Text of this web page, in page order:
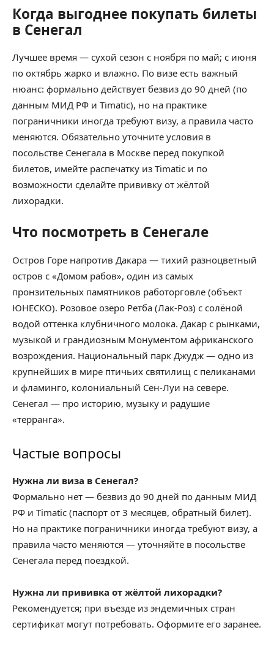
Когда выгоднее покупать билеты
в Сенегал
Лучшее время — сухой сезон с ноября по май; с июня
по октябрь жарко и влажно. По визе есть важный
нюанс: формально действует безвиз до 90 дней (по
данным МИД РФ и Timatic), но на практике
пограничники иногда требуют визу, а правила часто
меняются. Обязательно уточните условия в
посольстве Сенегала в Москве перед покупкой
билетов, имейте распечатку из Timatic и по
возможности сделайте прививку от жёлтой
лихорадки.
Что посмотреть в Сенегале
Остров Горе напротив Дакара — тихий разноцветный
остров с «Домом рабов», один из самых
пронзительных памятников работорговле (объект
ЮНЕСКО). Розовое озеро Ретба (Лак-Роз) с солёной
водой оттенка клубничного молока. Дакар с рынками,
музыкой и грандиозным Монументом африканского
возрождения. Национальный парк Джудж — одно из
крупнейших в мире птичьих святилищ с пеликанами
и фламинго, колониальный Сен-Луи на севере.
Сенегал — про историю, музыку и радушие
«терранга».
Частые вопросы
Нужна ли виза в Сенегал?
Формально нет — безвиз до 90 дней по данным МИД
РФ и Timatic (паспорт от 3 месяцев, обратный билет).
Но на практике пограничники иногда требуют визу, а
правила часто меняются — уточняйте в посольстве
Сенегала перед поездкой.
Нужна ли прививка от жёлтой лихорадки?
Рекомендуется; при въезде из эндемичных стран
сертификат могут потребовать. Оформите его заранее.